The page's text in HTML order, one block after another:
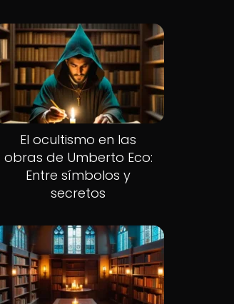
El ocultismo en las
obras de Umberto Eco:
Entre símbolos y
secretos